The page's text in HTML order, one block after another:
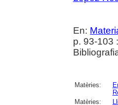
En:
p. 93-103
Matèries:
Matèries: